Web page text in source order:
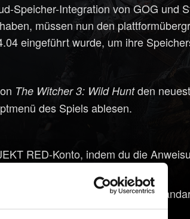
Speicher-Integration von GOG und
müssen nun den
eingeführt wurde, um ihre
The Witcher 3: Wild Huntden
des Spiels ablesen.
RED-Konto, indem du die
Fortschritt
→Plattformübergreifender